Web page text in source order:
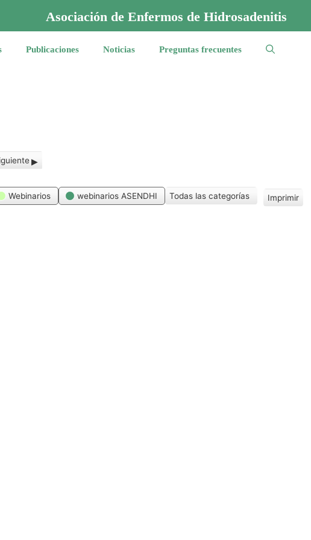
Asociación de Enfermos de Hidrosadenitis
Publicaciones Noticias Preguntas frecuentes
Webinarios webinarios ASENDHI Todas las categorías Imprimir
V